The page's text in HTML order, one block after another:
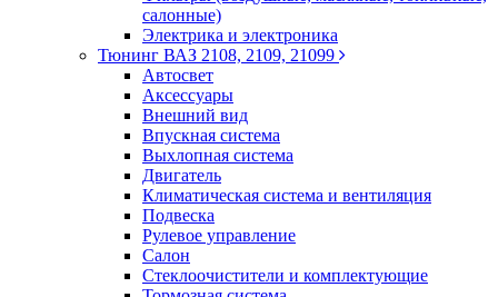
салонные)
Электрика и электроника
Тюнинг ВАЗ 2108, 2109, 21099
Автосвет
Аксессуары
Внешний вид
Впускная система
Выхлопная система
Двигатель
Климатическая система и вентиляция
Подвеска
Рулевое управление
Салон
Стеклоочистители и комплектующие